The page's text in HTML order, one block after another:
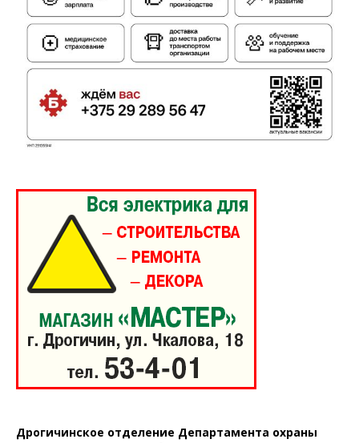
Дрогичинское отделение Департамента охраны